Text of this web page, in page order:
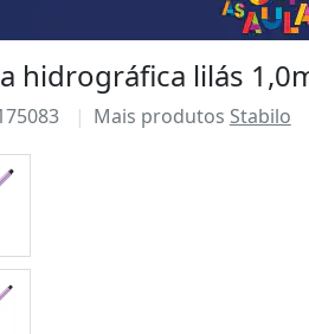
hidrográfica lilás
Mais produtos Stabilo